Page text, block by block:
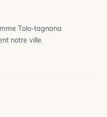
Tolo-tagnana
notre ville.